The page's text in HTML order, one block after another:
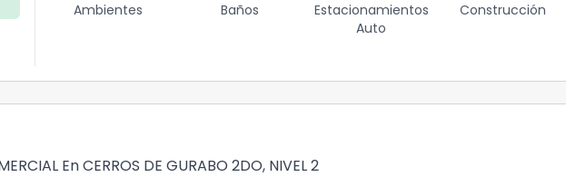
Ambientes Baños
Estacionamientos
Auto
Construcción
En CERROS DE GURABO 2DO, NIVEL 2